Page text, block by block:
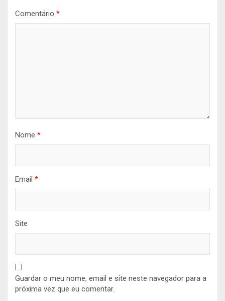
Comentário *
Nome *
Email *
Site
Guardar o meu nome, email e site neste navegador para a
próxima vez que eu comentar.